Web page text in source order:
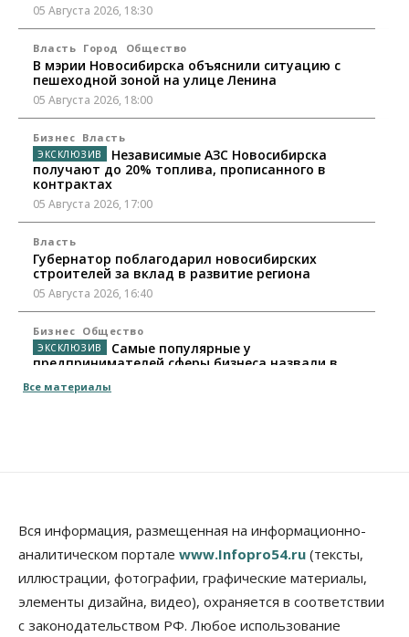
05 Августа 2026, 18:30
Власть Город Общество
В мэрии Новосибирска объяснили ситуацию с
пешеходной зоной на улице Ленина
05 Августа 2026, 18:00
Бизнес Власть
Независимые АЗС Новосибирска
получают до 20% топлива, прописанного в
контрактах
05 Августа 2026, 17:00
Власть
Губернатор поблагодарил новосибирских
строителей за вклад в развитие региона
05 Августа 2026, 16:40
Бизнес Общество
Самые популярные у
предпринимателей сферы бизнеса назвали в
05 Августа 2026, 16:00
Недвижимость
Проект нового микрорайона на улице Кирова
утвердили в Новосибирске
05 Августа 2026, 15:30
Промышленность
Новосибирские компании произвели косметики
Все материалы
Вся информация, размещенная на информационно-
аналитическом портале www.Infopro54.ru (тексты,
иллюстрации, фотографии, графические материалы,
элементы дизайна, видео), охраняется в соответствии
с законодательством РФ. Любое использование